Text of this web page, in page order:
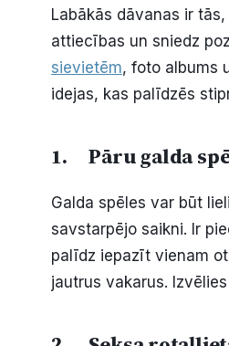
Labākās dāvanas ir
attiecības un sniedz
sievietēm, foto albums
idejas, kas palīdzēs
1. Pāru galda
Galda spēles var būt
savstarpējo saikni. Ir
palīdz iepazīt vienam
jautrus vakarus.